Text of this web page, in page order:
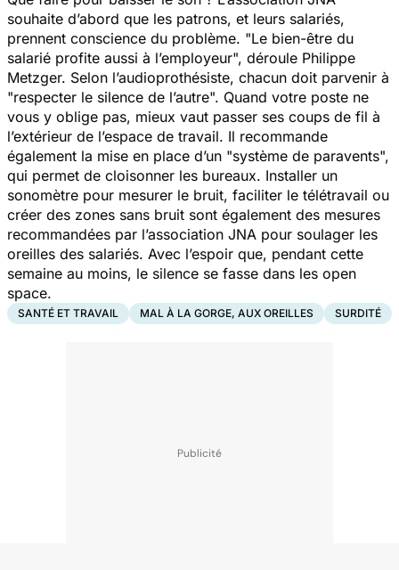
souhaite d’abord que les patrons, et leurs salariés,
prennent conscience du problème. "Le bien-être du
salarié profite aussi à l’employeur", déroule Philippe
Metzger. Selon l’audioprothésiste, chacun doit parvenir à
"respecter le silence de l’autre". Quand votre poste ne
vous y oblige pas, mieux vaut passer ses coups de fil à
l’extérieur de l’espace de travail. Il recommande
également la mise en place d’un "système de paravents",
qui permet de cloisonner les bureaux. Installer un
sonomètre pour mesurer le bruit, faciliter le télétravail ou
créer des zones sans bruit sont également des mesures
recommandées par l’association JNA pour soulager les
oreilles des salariés. Avec l’espoir que, pendant cette
semaine au moins, le silence se fasse dans les open
space.
SANTÉ ET TRAVAIL MAL À LA GORGE, AUX OREILLES SURDITÉ